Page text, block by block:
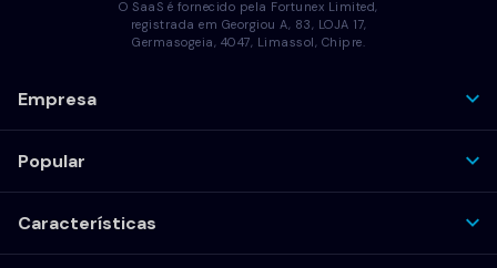
O SaaS é fornecido pela Fortunex Limited,
registrada em Georgiou A, 83, LOJA 17,
Germasogeia, 4047, Limassol, Chipre.
Empresa
Popular
Características